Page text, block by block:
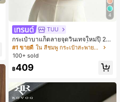
4
TUU
กระเป๋าบาแก็ตลายจุดวินเทจใหม่ปี 20
26 สำหรับผู้หญิง กระเป๋าเจลลี่แฟชั่นสไ
ตล์หวาน ความจุขนาดใหญ่ กระเป๋าสะ
#1 ขายดี
ใน สีชมพู กระเป๋าสะพายผู้หญิง
100+ sold
฿409